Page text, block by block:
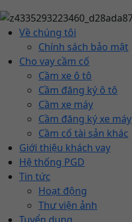
Về chúng tôi
Chính sách bảo mật
Cho vay cầm cố
Cầm xe ô tô
Cầm đăng ký ô tô
Cầm xe máy
Cầm đăng ký xe máy
Cầm cố tài sản khác
Giới thiệu khách vay
Hệ thống PGD
Tin tức
Hoạt động
Thư viện ảnh